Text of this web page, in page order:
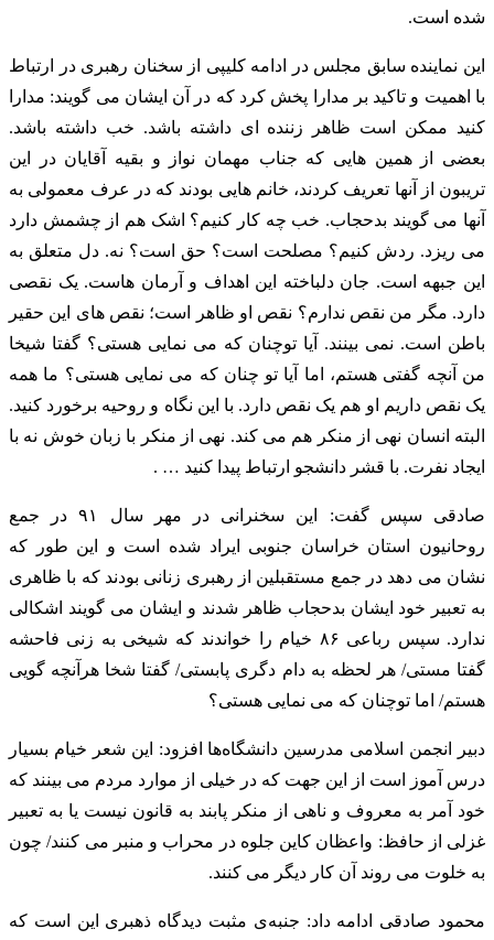
شده است.
این نماینده سابق مجلس در ادامه کلیپی از سخنان رهبری در ارتباط
با اهمیت و تاکید بر مدارا پخش کرد که در آن ایشان می گویند: مدارا
کنید ممکن است ظاهر زننده ای داشته باشد. خب داشته باشد.
بعضی از همین هایی که جناب مهمان نواز و بقیه آقایان در این
تریبون از آنها تعریف کردند، خانم هایی بودند که در عرف معمولی به
آنها می گویند بدحجاب. خب چه کار کنیم؟ اشک هم از چشمش دارد
می ریزد. ردش کنیم؟ مصلحت است؟ حق است؟ نه. دل متعلق به
این جبهه است. جان دلباخته این اهداف و آرمان هاست. یک نقصی
دارد. مگر من نقص ندارم؟ نقص او ظاهر است؛ نقص های این حقیر
باطن است. نمی بینند. آیا توچنان که می نمایی هستی؟ گفتا شیخا
من آنچه گفتی هستم، اما آیا تو چنان که می نمایی هستی؟ ما همه
یک نقص داریم او هم یک نقص دارد. با این نگاه و روحیه برخورد کنید.
البته انسان نهی از منکر هم می کند. نهی از منکر با زبان خوش نه با
ایجاد نفرت. با قشر دانشجو ارتباط پیدا کنید … .
صادقی سپس گفت: این سخنرانی در مهر سال ۹۱ در جمع
روحانیون استان خراسان جنوبی ایراد شده است و این طور که
نشان می دهد در جمع مستقبلین از رهبری زنانی بودند که با ظاهری
به تعبیر خود ایشان بدحجاب ظاهر شدند و ایشان می گویند اشکالی
ندارد. سپس رباعی ۸۶ خیام را خواندند که شیخی به زنی فاحشه
گفتا مستی/ هر لحظه به دام دگری پابستی/ گفتا شخا هرآنچه گویی
هستم/ اما توچنان که می نمایی هستی؟
دبیر انجمن اسلامی مدرسین دانشگاه‌ها افزود: این شعر خیام بسیار
درس آموز است از این جهت که در خیلی از موارد مردم می بینند که
خود آمر به معروف و ناهی از منکر پابند به قانون نیست یا به تعبیر
غزلی از حافظ: واعظان کاین جلوه در محراب و منبر می کنند/ چون
به خلوت می روند آن کار دیگر می کنند.
محمود صادقی ادامه داد: جنبه‌ی مثبت دیدگاه ذهبری این است که